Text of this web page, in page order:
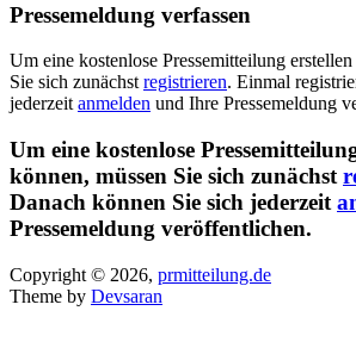
Pressemeldung verfassen
Um eine kostenlose Pressemitteilung
Sie sich zunächst registrieren. Einmal
jederzeit anmelden und Ihre Pressemeldung
Um eine kostenlose
können, müssen Sie sich zunächst
Danach können Sie sich jederzeit
Pressemeldung veröffentlichen.
Copyright © 2026, prmitteilung.de
Theme by Devsaran